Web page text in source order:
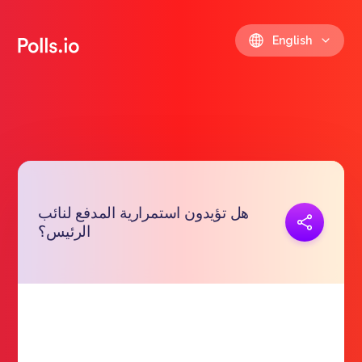
English
هل تؤيدون استمرارية المدفع لنائب
الرئيس؟
Copy link